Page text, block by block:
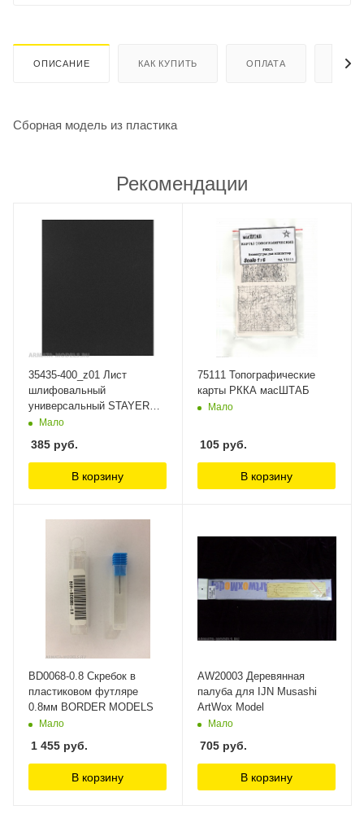
ОПИСАНИЕ КАК КУПИТЬ ОПЛАТА
Сборная модель из пластика
Рекомендации
35435-400_z01 Лист
шлифовальный
универсальный STAYER
MASTER на тканевой
230х280мм, Р400, упаковка
по 5шт Stayer
Мало
385 руб.
В корзину
75111 Топографические
карты РККА масШТАБ
Мало
105 руб.
В корзину
BD0068-0.8 Скребок в
пластиковом футляре
0.8мм BORDER MODELS
Мало
1 455 руб.
В корзину
AW20003 Деревянная
палуба для IJN Musashi
ArtWox Model
Мало
705 руб.
В корзину